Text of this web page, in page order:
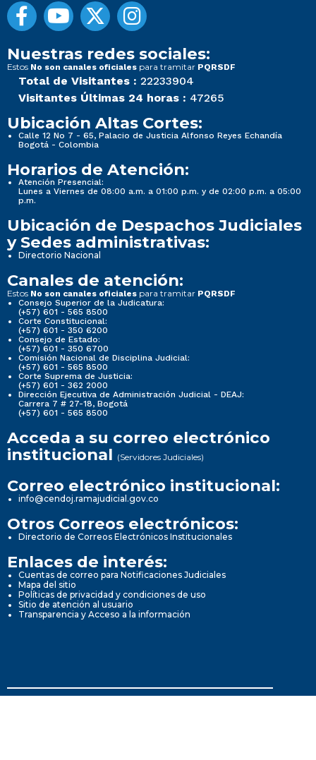
Nuestras redes sociales:
Estos No son canales oficiales para tramitar PQRSDF
Total de Visitantes : 22233904
Visitantes Últimas 24 horas : 47265
Ubicación Altas Cortes:
Calle 12 No 7 - 65, Palacio de Justicia Alfonso Reyes Echandía
Bogotá - Colombia
Horarios de Atención:
Atención Presencial:
Lunes a Viernes de 08:00 a.m. a 01:00 p.m. y de 02:00 p.m. a 05:00
p.m.
Ubicación de Despachos Judiciales
y Sedes administrativas:
Directorio Nacional
Canales de atención:
Estos No son canales oficiales para tramitar PQRSDF
Consejo Superior de la Judicatura:
(+57) 601 - 565 8500
Corte Constitucional:
(+57) 601 - 350 6200
Consejo de Estado:
(+57) 601 - 350 6700
Comisión Nacional de Disciplina Judicial:
(+57) 601 - 565 8500
Corte Suprema de Justicia:
(+57) 601 - 362 2000
Dirección Ejecutiva de Administración Judicial - DEAJ:
Carrera 7 # 27-18, Bogotá
(+57) 601 - 565 8500
Acceda a su correo electrónico
institucional (Servidores Judiciales)
Correo electrónico institucional:
info@cendoj.ramajudicial.gov.co
Otros Correos electrónicos:
Directorio de Correos Electrónicos Institucionales
Enlaces de interés:
Cuentas de correo para Notificaciones Judiciales
Mapa del sitio
Políticas de privacidad y condiciones de uso
Sitio de atención al usuario
Transparencia y Acceso a la información